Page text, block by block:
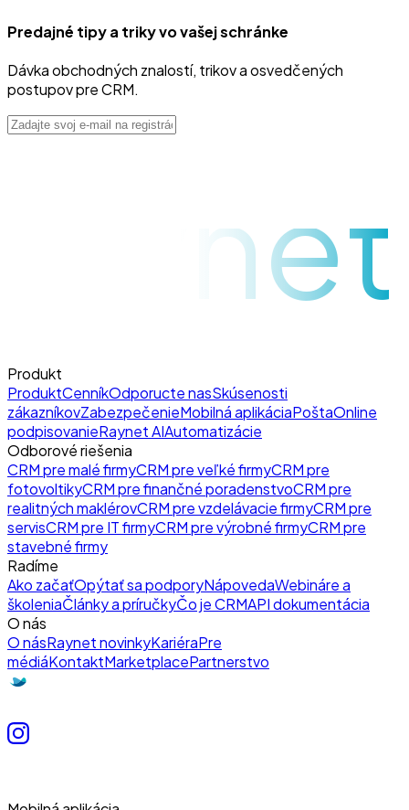
Predajné tipy a triky vo vašej schránke
Dávka obchodných znalostí, trikov a osvedčených
postupov pre CRM.
raynet
Produkt
ProduktCenníkOdporucte nasSkúsenosti
zákazníkovZabezpečenieMobilná aplikáciaPoštaOnline
podpisovanieRaynet AIAutomatizácie
Odborové riešenia
CRM pre malé firmyCRM pre veľké firmyCRM pre
fotovoltikyCRM pre finančné poradenstvoCRM pre
realitných maklérovCRM pre vzdelávacie firmyCRM pre
servisCRM pre IT firmyCRM pre výrobné firmyCRM pre
stavebné firmy
Radíme
Ako začaťOpýtať sa podporyNápovedaWebináre a
školeniaČlánky a príručkyČo je CRMAPI dokumentácia
O nás
O násRaynet novinkyKariéraPre
médiáKontaktMarketplacePartnerstvo